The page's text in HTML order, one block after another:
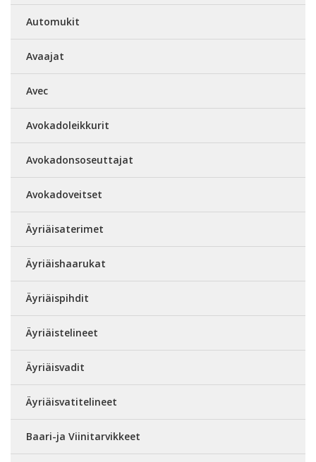
Automukit
Avaajat
Avec
Avokadoleikkurit
Avokadonsoseuttajat
Avokadoveitset
Äyriäisaterimet
Äyriäishaarukat
Äyriäispihdit
Äyriäistelineet
Äyriäisvadit
Äyriäisvatitelineet
Baari-ja Viinitarvikkeet